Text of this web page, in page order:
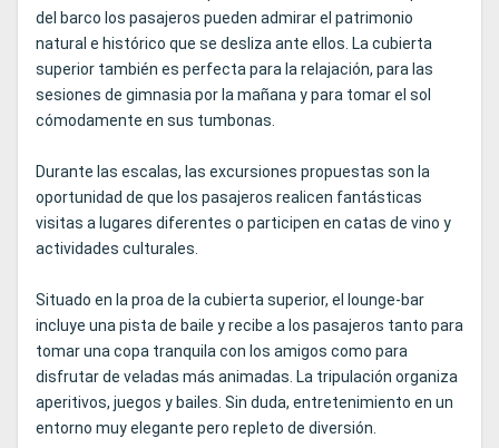
del barco los pasajeros pueden admirar el patrimonio
natural e histórico que se desliza ante ellos. La cubierta
superior también es perfecta para la relajación, para las
sesiones de gimnasia por la mañana y para tomar el sol
cómodamente en sus tumbonas.
Durante las escalas, las excursiones propuestas son la
oportunidad de que los pasajeros realicen fantásticas
visitas a lugares diferentes o participen en catas de vino y
actividades culturales.
Situado en la proa de la cubierta superior, el lounge-bar
incluye una pista de baile y recibe a los pasajeros tanto para
tomar una copa tranquila con los amigos como para
disfrutar de veladas más animadas. La tripulación organiza
aperitivos, juegos y bailes. Sin duda, entretenimiento en un
entorno muy elegante pero repleto de diversión.